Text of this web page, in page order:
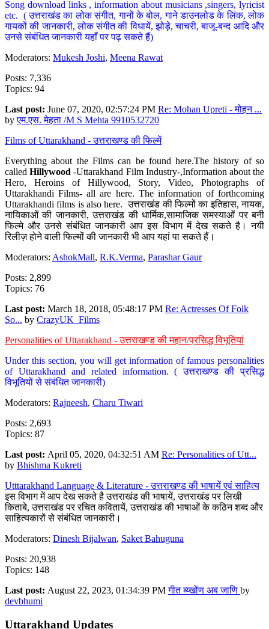
Song download links , information about musicians ,singers, lyricist
etc. ( उत्तराखंड का लोक संगीत, गानों के बोल, गाने डाउनलोड के लिंक, लोक
गायकों की जानकारी, लोक संगीत की विधायें, झोड़े, चाचरी, बाजू-बन्द आदि और
उनसे संबंधित जानकारी यहाँ पर पढ़ सकते हैं)
Moderators: Mukesh Joshi, Meena Rawat
Posts: 7,336
Topics: 94
Last post: June 07, 2020, 02:57:24 PM Re: Mohan Upreti - मोहन ...
byएम.एस. मेहता /M S Mehta 9910532720
Films of Uttarakhand - उत्तराखण्ड की फिल्में
Everything about the Films can be found here.The history of so
calledHillywood-Uttarakhand Film Industry-,Information about the
Hero, Heroins of Hillywood, Story, Video, Photographs of
Uttarakhandi Films- all are here. The information of forthcoming
Uttarakhandi films is also here. उत्तराखंड की फिल्मों का इतिहास, नायक,
नायिकाओं की जानकारी, उत्तराखंड की धार्मिक,सामाजिक समस्याओं पर बनी
फिल्मे और उनसे संबंधित जानकारी आप इस विभाग में देख सकते है। नयी
रिलीज़ होने वाली फिल्मों की जानकारी भी आप यहां पा सकते हैं।
Moderators: AshokMall, R.K.Verma, Parashar Gaur
Posts: 2,899
Topics: 76
Last post: March 18, 2018, 05:48:17 PM Re: Actresses Of Folk
So... by CrazyUK_Films
Personalities of Uttarakhand - उत्तराखण्ड की महान/प्रसिद्ध विभूतियां
Under this section, you will get information of famous personalities
of Uttarakhand and related information. ( उत्तराखण्ड की प्रसिद्ध
विभूतियों से संबंधित जानकारी)
Moderators: Rajneesh, Charu Tiwari
Posts: 2,693
Topics: 87
Last post: April 05, 2020, 04:32:51 AM Re: Personalities of Utt...
by Bhishma Kukreti
Utttarakhand Language & Literature - उत्तराखण्ड की भाषायें एवं साहित्य
इस विभाग में आप देख सकते है उत्तराखंड की भाषायें, उत्तराखंड पर लिखी
किताबे, उत्तराखंड पर रचित कवितायें, उत्तराखंड की भाषाओं के कठिन शब्द और
साहित्यकारों से संबंधित जानकारी।
Moderators: Dinesh Bijalwan, Saket Bahuguna
Posts: 20,938
Topics: 148
Last post: August 22, 2023, 01:34:39 PMगीत ब्य्खोंण अब जाणि by
devbhumi
Uttarakhand Updates